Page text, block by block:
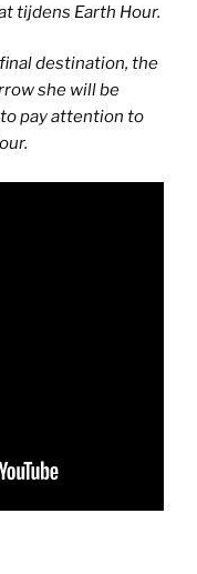
tijdens Earth Hour.
destination, the
she will be
pay attention to